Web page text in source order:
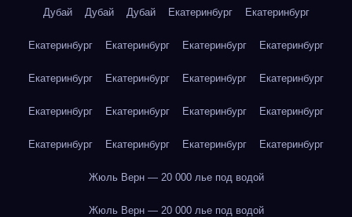
Дубай Дубай Дубай Екатеринбург Екатеринбург
Екатеринбург Екатеринбург Екатеринбург Екатеринбург
Екатеринбург Екатеринбург Екатеринбург Екатеринбург
Екатеринбург Екатеринбург Екатеринбург Екатеринбург
Екатеринбург Екатеринбург Екатеринбург Екатеринбург
Жюль Верн — 20 000 лье под водой
Жюль Верн — 20 000 лье под водой